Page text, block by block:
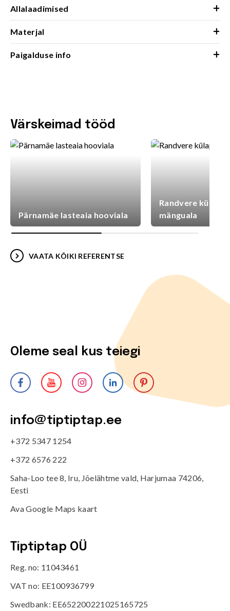
Allalaadimised +
Materjal +
Paigalduse info +
Värskeimad tööd
Pärnamäe lasteaia hooviala
Randvere
mänguala
VAATA KÕIKI REFERENTSE
Oleme seal kus teiegi
info@tiptiptap.ee
+372 5347 1254
+372 6576 222
Saha-Loo tee 8, Iru, Jõelähtme vald, Harjumaa 74206,
Eesti
Ava Google Maps kaart
Tiptiptap OÜ
Reg. no: 11043461
VAT no: EE100936799
Swedbank: EE652200221025165725